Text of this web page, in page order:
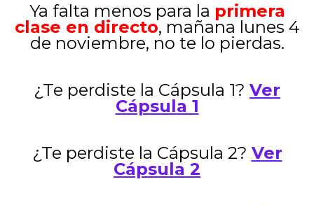
Ya falta menos para la primera
clase en directo, mañana lunes 4
de noviembre, no te lo pierdas.
¿Te perdiste la Cápsula 1? Ver
Cápsula 1
¿Te perdiste la Cápsula 2? Ver
Cápsula 2